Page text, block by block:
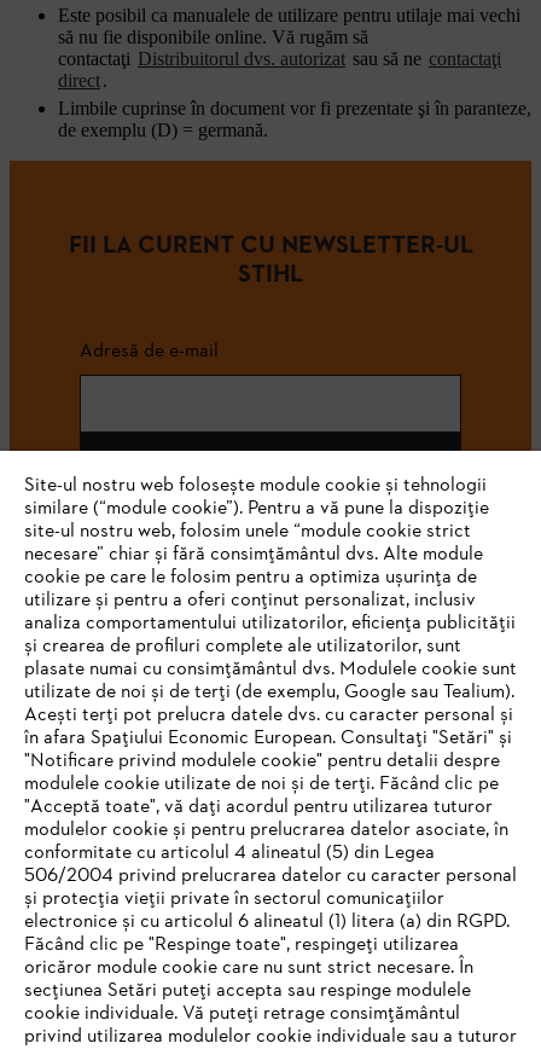
Este posibil ca manualele de utilizare pentru utilaje mai vechi
să nu fie disponibile online. Vă rugăm să
contactaţi Distribuitorul dvs. autorizat sau să ne contactaţi
direct.
Limbile cuprinse în document vor fi prezentate şi în paranteze,
de exemplu (D) = germană.
FII LA CURENT CU NEWSLETTER-UL
STIHL
Adresă de e-mail
#STIHL
STIHL Romania
Informaţii Utile
IHR BROWSER WIRD NICHT
UNTERSTÜTZT
Site-ul nostru web folosește module cookie și tehnologii
similare (“module cookie”). Pentru a vă pune la dispoziție
site-ul nostru web, folosim unele “module cookie strict
necesare” chiar și fără consimțământul dvs. Alte module
cookie pe care le folosim pentru a optimiza ușurința de
utilizare și pentru a oferi conținut personalizat, inclusiv
analiza comportamentului utilizatorilor, eficiența publicității
și crearea de profiluri complete ale utilizatorilor, sunt
plasate numai cu consimțământul dvs. Modulele cookie sunt
utilizate de noi și de terți (de exemplu, Google sau Tealium).
Acești terți pot prelucra datele dvs. cu caracter personal și
în afara Spațiului Economic European. Consultați "Setări" și
"Notificare privind modulele cookie" pentru detalii despre
modulele cookie utilizate de noi și de terți. Făcând clic pe
"Acceptă toate", vă dați acordul pentru utilizarea tuturor
modulelor cookie și pentru prelucrarea datelor asociate, în
conformitate cu articolul 4 alineatul (5) din Legea
506/2004 privind prelucrarea datelor cu caracter personal
și protecția vieții private în sectorul comunicațiilor
electronice și cu articolul 6 alineatul (1) litera (a) din RGPD.
Făcând clic pe "Respinge toate", respingeți utilizarea
oricăror module cookie care nu sunt strict necesare. În
secțiunea Setări puteți accepta sau respinge modulele
cookie individuale. Vă puteți retrage consimțământul
privind utilizarea modulelor cookie individuale sau a tuturor